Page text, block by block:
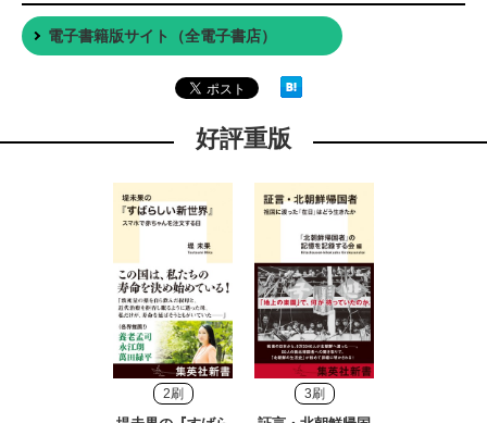
電子書籍版サイト（全電子書店）
好評重版
2刷 3刷